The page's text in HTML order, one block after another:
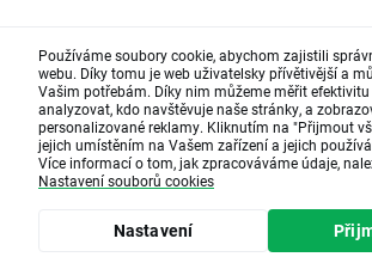
Používáme soubory cookie, abychom zajistili
webu. Díky tomu je web uživatelsky přívětivější a
Vašim potřebám. Díky nim můžeme měřit
analyzovat, kdo navštěvuje naše stránky, a
personalizované reklamy. Kliknutím na "Přijmout
jejich umístěním na Vašem zařízení a jejich
Více informací o tom, jak zpracováváme údaje,
Nastavení souborů cookies
Nastavení